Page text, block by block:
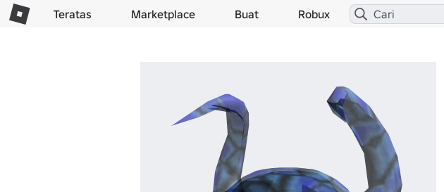
Teratas Marketplace Buat Robux